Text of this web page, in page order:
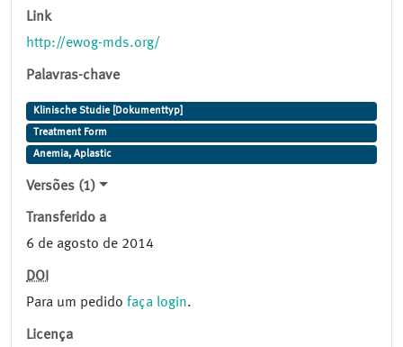
Link
http://ewog-mds.org/
Palavras-chave
Klinische Studie [Dokumenttyp]
Treatment Form
Anemia, Aplastic
Versões (1)
Transferido a
6 de agosto de 2014
DOI
Para um pedido faça login.
Licença